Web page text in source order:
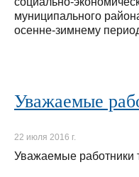
муниципального
осенне-зимнему
Уважаемые
22 июля 2016 г.
Уважаемые работники